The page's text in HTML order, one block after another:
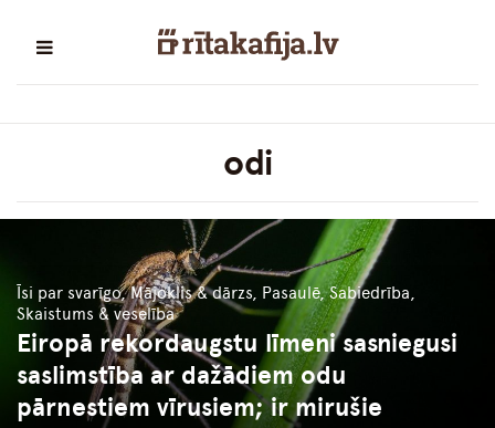
odi
Īsi par svarīgo, Mājoklis & dārzs, Pasaulē, Sabiedrība,
Skaistums & veselība
Eiropā rekordaugstu līmeni sasniegusi
saslimstība ar dažādiem odu
pārnestiem vīrusiem; ir mirušie